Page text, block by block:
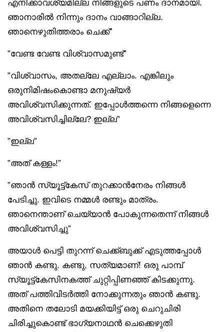
എനിക്കാവശ്യമില്ല നിങ്ങളുടെ പണം ദാനമായി.
ഞാനാരിൽ നിന്നും ദാനം വാങ്ങാറില്ല.
ഞാനെഴുതിത്തരാം ചെക്ക്”
”വേണ്ട വേണ്ട വിശ്വാസമുണ്ട്”
”വിശ്വാസം, അതല്ലേ എല്ലാം. എങ്കിലും
ഒരുനിമിഷംകൊണ്ടാ മനുഷ്യർ
അവിശ്വസിക്കുന്നത്. ഇപ്പോൾത്തന്നെ നിങ്ങളെന്നെ
അവിശ്വസിച്ചില്ലേ? ഇല്ല”
”ഇല്ല”
”അത് കള്ളം!”
”ഞാൻ സ്യൂട്ട്‌കേസ് തുറക്കാൻനേരം നിങ്ങൾ
പേടിച്ചു. ഇവിടെ നമ്മൾ രണ്ടും മാത്രം.
ഞാനെന്താണ് ചെയ്യാൻ പോകുന്നതെന്ന് നിങ്ങൾ
അവിശ്വസിച്ചു”
അയാൾ പെട്ടി തുറന്ന് ചെക്ക്ബുക്ക് എടുത്തപ്പോൾ
ഞാൻ കണ്ടു. കണ്ടു, സത്യമാണ്! ഒരു പാമ്പ്
സ്യൂട്ട്‌കേസിനകത്ത് ചുറ്റിപ്പിണഞ്ഞ് കിടക്കുന്നു.
അത് പത്തിവിടർത്തി നോക്കുന്നതും ഞാൻ കണ്ടു.
അതിനെ തലോടി മയക്കിയിട്ട് ഒരു ചെറുചിരി
ചിരിച്ചുകൊണ്ട് ഭാഗ്യനാഥൻ ചെക്കെഴുതി